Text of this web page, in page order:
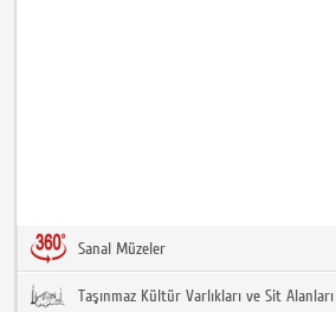
Sanal Müzeler
Taşınmaz Kültür Varlıkları ve Sit Alanları